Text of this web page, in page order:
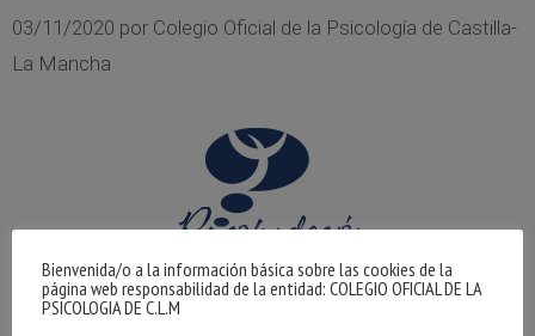
03/11/2020 por Colegio Oficial de la Psicología de Castilla-
La Mancha
Bienvenida/o a la información básica sobre las cookies de la
página web responsabilidad de la entidad: COLEGIO OFICIAL DE LA
PSICOLOGIA DE C.L.M